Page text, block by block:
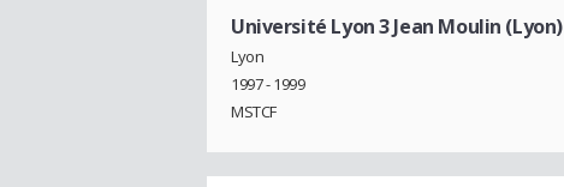
Université Lyon 3 Jean Moulin (Lyon)
Lyon
1997 - 1999
MSTCF